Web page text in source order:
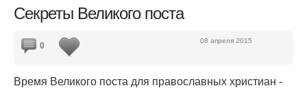
Секреты Великого поста
08 апреля 2015
0
Время Великого поста для православных христиан -